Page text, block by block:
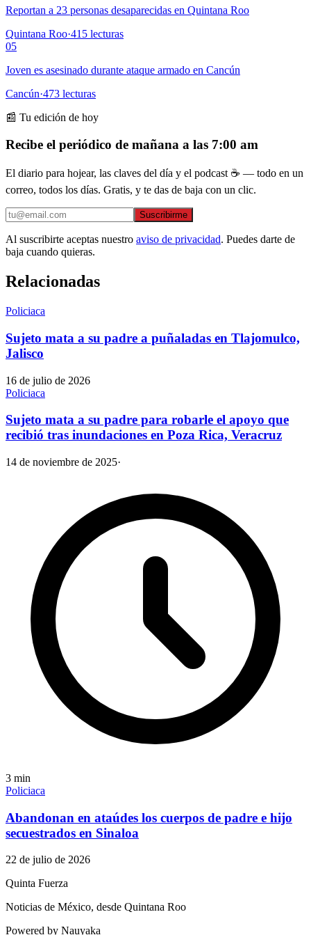
Reportan a 23 personas desaparecidas en Quintana Roo
Quintana Roo·415 lecturas
05
Joven es asesinado durante ataque armado en Cancún
Cancún·473 lecturas
📰 Tu edición de hoy
Recibe el periódico de mañana a las 7:00 am
El diario para hojear, las claves del día y el podcast ☕ — todo en un
correo, todos los días. Gratis, y te das de baja con un clic.
Suscribirme
Al suscribirte aceptas nuestro aviso de privacidad. Puedes darte de
baja cuando quieras.
Relacionadas
Policiaca
Sujeto mata a su padre a puñaladas en Tlajomulco,
Jalisco
16 de julio de 2026
Policiaca
Sujeto mata a su padre para robarle el apoyo que
recibió tras inundaciones en Poza Rica, Veracruz
14 de noviembre de 2025·
3 min
Policiaca
Abandonan en ataúdes los cuerpos de padre e hijo
secuestrados en Sinaloa
22 de julio de 2026
Quinta Fuerza
Noticias de México, desde Quintana Roo
Powered by Nauyaka